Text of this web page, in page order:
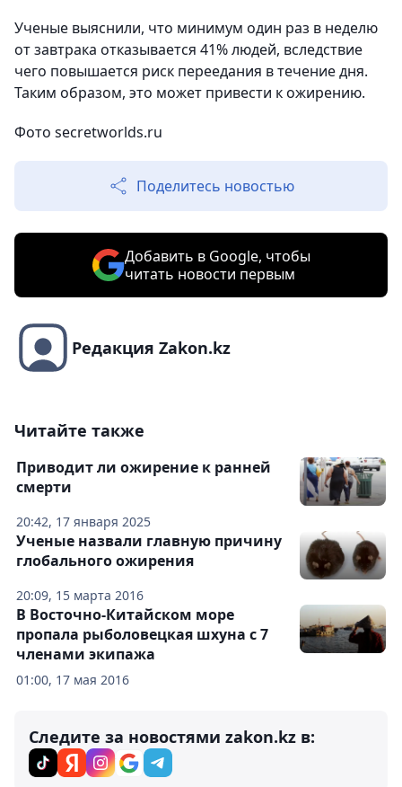
Ученые выяснили, что минимум один раз в неделю
от завтрака отказывается 41% людей, вследствие
чего повышается риск переедания в течение дня.
Таким образом, это может привести к ожирению.
Фото secretworlds.ru
Поделитесь новостью
Добавить в Google, чтобы
читать новости первым
Редакция Zakon.kz
Читайте также
20:42, 17 января 2025
Приводит ли ожирение к ранней
смерти
20:09, 15 марта 2016
Ученые назвали главную причину
глобального ожирения
01:00, 17 мая 2016
В Восточно-Китайском море
пропала рыболовецкая шхуна с 7
членами экипажа
Следите за новостями zakon.kz в: